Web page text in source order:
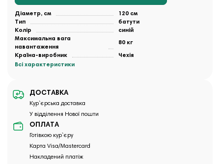
Діаметр, см
120 см
Тип
батути
Колір
синій
Максимальна вага
навантаження
80 кг
Країна-виробник
Чехія
Всі характеристики
ДОСТАВКА
Кур`єрська доставка
У відділення Нової пошти
ОПЛАТА
Готівкою кур`єру
Карта Visa/Mastercard
Накладений платіж